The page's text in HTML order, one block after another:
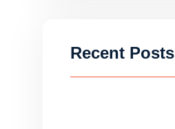
Recent Posts